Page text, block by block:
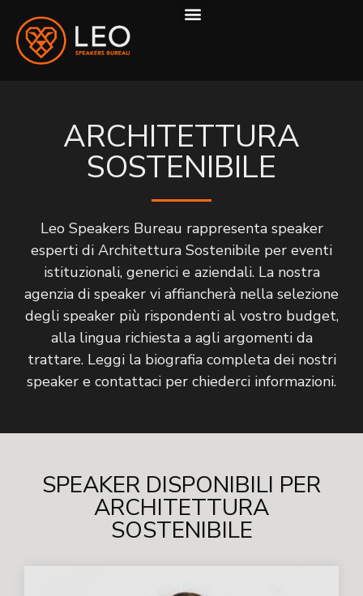
ARCHITETTURA
SOSTENIBILE
Leo Speakers Bureau rappresenta speaker
esperti di Architettura Sostenibile per eventi
istituzionali, generici e aziendali. La nostra
agenzia di speaker vi affiancherà nella selezione
degli speaker più rispondenti al vostro budget,
alla lingua richiesta a agli argomenti da
trattare. Leggi la biografia completa dei nostri
speaker e contattaci per chiederci informazioni.
SPEAKER DISPONIBILI PER
ARCHITETTURA
SOSTENIBILE